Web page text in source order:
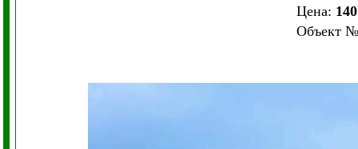
Цена:
Объект №